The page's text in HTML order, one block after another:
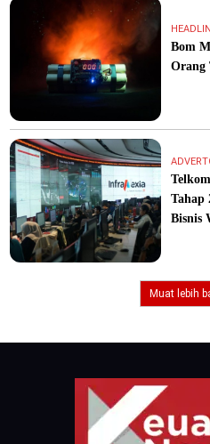
Bom
Orang
Tahap
Bisnis
Muat lebih